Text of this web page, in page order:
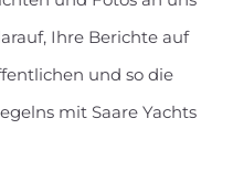
Ihre Berichte auf
und so die
mit Saare Yachts